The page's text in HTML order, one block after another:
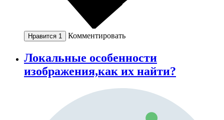
Нравится 1 Комментировать
Локальные особенности
изображения,как их найти?